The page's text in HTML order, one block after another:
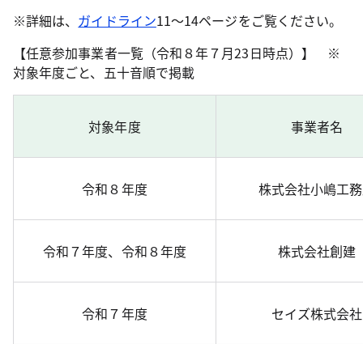
※詳細は、 ガイドライン11～14ページをご覧ください。
【任意参加事業者一覧（令和８年７月23日時点）】
※
対象年度ごと、五十音順で掲載
対象年度 事業者名
令和８年度 株式会社小嶋工
令和７年度、令和８年度 株式会社創建
令和７年度 セイズ株式会社